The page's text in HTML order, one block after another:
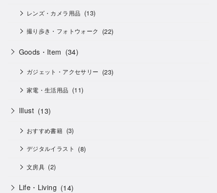
レンズ・カメラ用品 (13)
撮り歩き・フォトウォーク (22)
Goods・Item (34)
ガジェット・アクセサリー (23)
家電・生活用品 (11)
Illust (13)
おすすめ書籍 (3)
デジタルイラスト (8)
文房具 (2)
Life・Living (14)